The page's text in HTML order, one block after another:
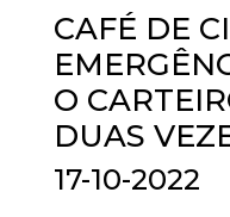
CAFÉ DE
O
DUAS
17-10-2022